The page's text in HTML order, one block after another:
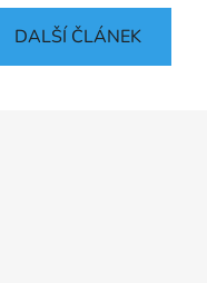
DALŠÍ ČLÁNEK